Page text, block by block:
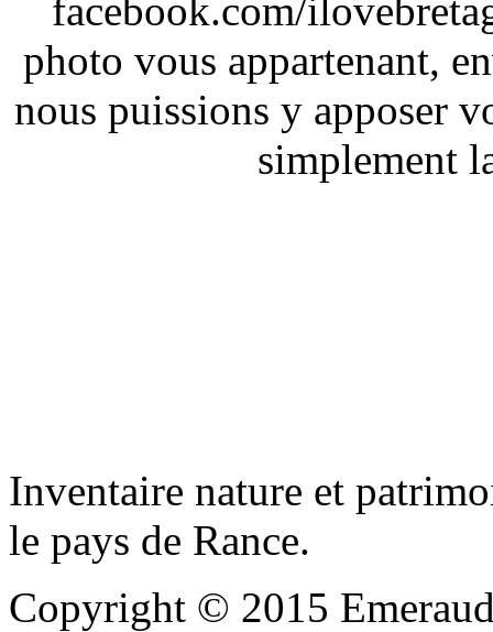
facebook.com/
photo vous appartenant,
nous puissions y apposer
simplement
Inventaire nature et
le pays de Rance.
Copyright © 2015